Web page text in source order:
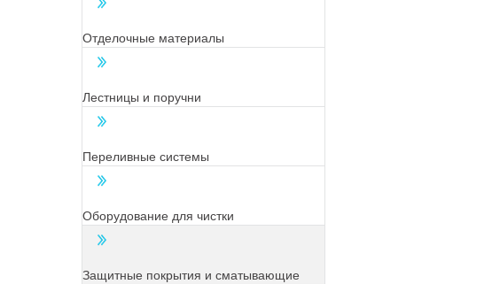
Отделочные материалы
Лестницы и поручни
Переливные системы
Оборудование для чистки
Защитные покрытия и сматывающие